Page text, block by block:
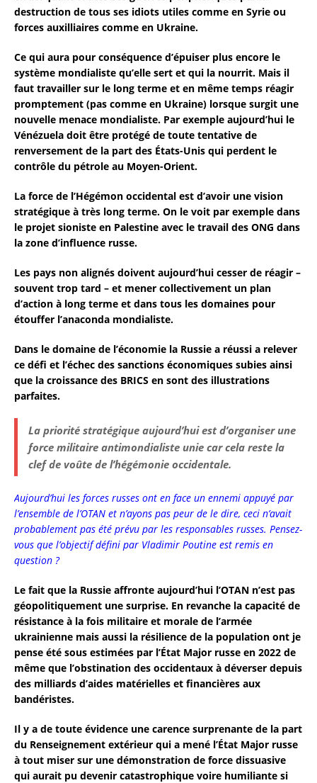
destruction de tous ses idiots utiles comme en Syrie ou
forces auxilliaires comme en Ukraine.
Ce qui aura pour conséquence d’épuiser plus encore le
système mondialiste qu’elle sert et qui la nourrit. Mais il
faut travailler sur le long terme et en même temps réagir
promptement (pas comme en Ukraine) lorsque surgit une
nouvelle menace mondialiste. Par exemple aujourd’hui le
Vénézuela doit être protégé de toute tentative de
renversement de la part des États-Unis qui perdent le
contrôle du pétrole au Moyen-Orient.
La force de l’Hégémon occidental est d’avoir une vision
stratégique à très long terme. On le voit par exemple dans
le projet sioniste en Palestine avec le travail des ONG dans
la zone d’influence russe.
Les pays non alignés doivent aujourd’hui cesser de réagir –
souvent trop tard – et mener collectivement un plan
d’action à long terme et dans tous les domaines pour
étouffer l’anaconda mondialiste.
Dans le domaine de l’économie la Russie a réussi a relever
ce défi et l’échec des sanctions économiques subies ainsi
que la croissance des BRICS en sont des illustrations
parfaites.
La priorité stratégique aujourd’hui est d’organiser une
force militaire antimondialiste unie car cela reste la
clef de voûte de l’hégémonie occidentale.
Aujourd’hui les forces russes ont en face un ennemi appuyé par
l’ensemble de l’OTAN et n’ayons pas peur de le dire, ceci n’avait
probablement pas été prévu par les responsables russes. Pensez-
vous que l’objectif défini par Vladimir Poutine est remis en
question ?
Le fait que la Russie affronte aujourd’hui l’OTAN n’est pas
géopolitiquement une surprise. En revanche la capacité de
résistance à la fois militaire et morale de l’armée
ukrainienne mais aussi la résilience de la population ont je
pense été sous estimées par l’État Major russe en 2022 de
même que l’obstination des occidentaux à déverser depuis
des milliards d’aides matérielles et financières aux
bandéristes.
Il y a de toute évidence une carence surprenante de la part
du Renseignement extérieur qui a mené l’État Major russe
à tout miser sur une démonstration de force dissuasive
qui aurait pu devenir catastrophique voire humiliante si